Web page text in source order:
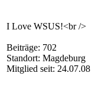
I Love WSUS!<br />
Beiträge: 702
Standort: Magdeburg
Mitglied seit: 24.07.08